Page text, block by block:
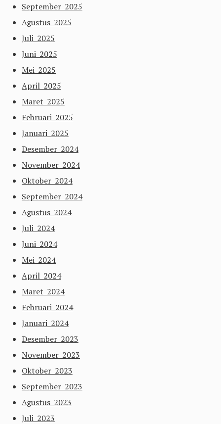
September 2025
Agustus 2025
Juli 2025
Juni 2025
Mei 2025
April 2025
Maret 2025
Februari 2025
Januari 2025
Desember 2024
November 2024
Oktober 2024
September 2024
Agustus 2024
Juli 2024
Juni 2024
Mei 2024
April 2024
Maret 2024
Februari 2024
Januari 2024
Desember 2023
November 2023
Oktober 2023
September 2023
Agustus 2023
Juli 2023